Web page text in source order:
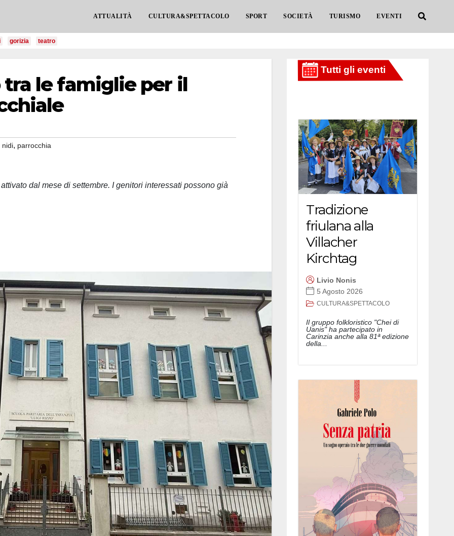
ATTUALITÀ CULTURA&SPETTACOLO SPORT SOCIETÀ TURISMO EVENTI
gorizia teatro
tra le famiglie per il
nidi, parrocchia
dal mese di settembre. I genitori interessati possono già
Tradizione
friulana alla
Villacher
Kirchtag
Livio Nonis
5 Agosto 2026
CULTURA&SPETTACOLO
Il gruppo folkloristico "Chei di
Uanis" ha partecipato in
Carinzia anche alla 81ª edizione
della...